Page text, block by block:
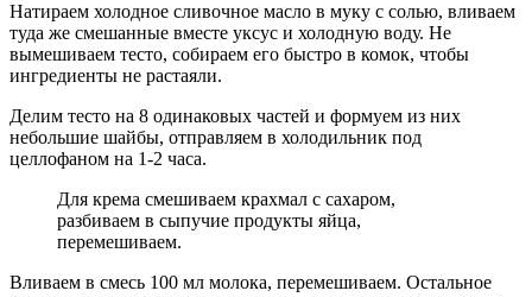
Натираем холодное сливочное масло в муку с солью, вливаем
туда же смешанные вместе уксус и холодную воду. Не
вымешиваем тесто, собираем его быстро в комок, чтобы
ингредиенты не растаяли.
Делим тесто на 8 одинаковых частей и формуем из них
небольшие шайбы, отправляем в холодильник под
целлофаном на 1-2 часа.
Для крема смешиваем крахмал с сахаром,
разбиваем в сыпучие продукты яйца,
перемешиваем.
Вливаем в смесь 100 мл молока, перемешиваем. Остальное